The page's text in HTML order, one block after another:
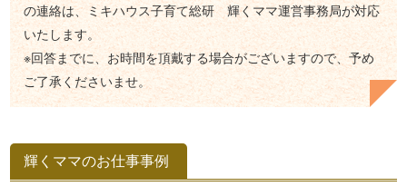
の連絡は、ミキハウス子育て総研 輝くママ運営事務局が対応
いたします。
※回答までに、お時間を頂戴する場合がございますので、予め
ご了承くださいませ。
輝くママのお仕事事例